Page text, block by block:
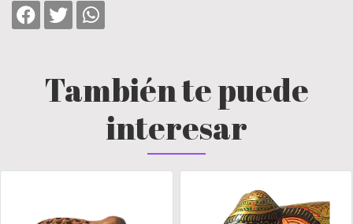
También te puede
interesar